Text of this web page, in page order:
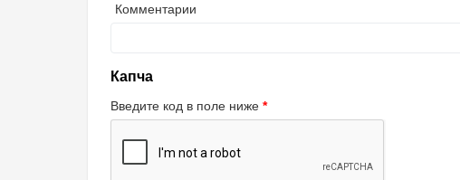
Комментарии
Капча
Введите код в поле ниже